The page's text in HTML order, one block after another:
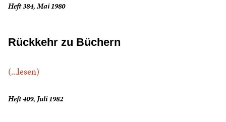
Heft 384, Mai 1980
Rückkehr zu Büchern
(...lesen)
Heft 409, Juli 1982